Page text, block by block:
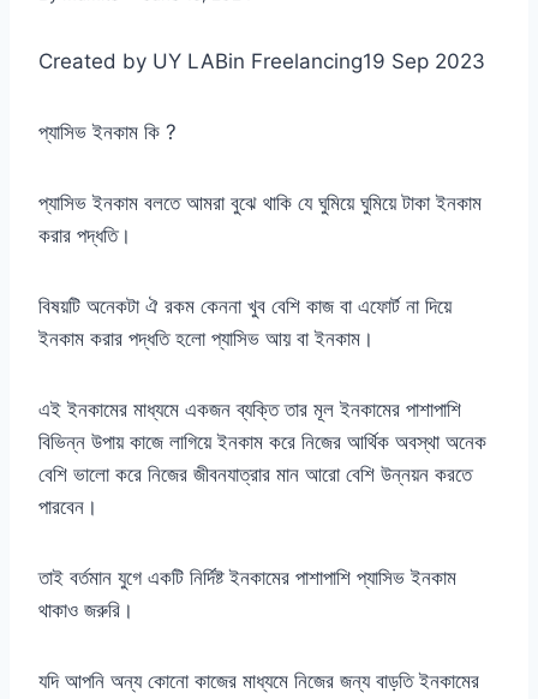
Created by UY LABin Freelancing19 Sep 2023
প্যাসিভ ইনকাম কি ?
প্যাসিভ ইনকাম বলতে আমরা বুঝে থাকি যে ঘুমিয়ে ঘুমিয়ে টাকা ইনকাম
করার পদ্ধতি।
বিষয়টি অনেকটা ঐ রকম কেননা খুব বেশি কাজ বা এফোর্ট না দিয়ে
ইনকাম করার পদ্ধতি হলো প্যাসিভ আয় বা ইনকাম।
এই ইনকামের মাধ্যমে একজন ব্যক্তি তার মূল ইনকামের পাশাপাশি
বিভিন্ন উপায় কাজে লাগিয়ে ইনকাম করে নিজের আর্থিক অবস্থা অনেক
বেশি ভালো করে নিজের জীবনযাত্রার মান আরো বেশি উন্নয়ন করতে
পারবেন।
তাই বর্তমান যুগে একটি নির্দিষ্ট ইনকামের পাশাপাশি প্যাসিভ ইনকাম
থাকাও জরুরি।
যদি আপনি অন্য কোনো কাজের মাধ্যমে নিজের জন্য বাড়তি ইনকামের